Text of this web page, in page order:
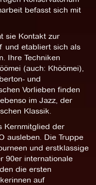
befasst sich mit
sie Kontakt zur
und etabliert sich als
Ihre Techniken
(auch: Khöömei),
und
Vorlieben finden
im Jazz, der
Klassik.
Kernmitglied der
ausleben. Die Truppe
und erstklassige
90er internationale
die ersten
auf